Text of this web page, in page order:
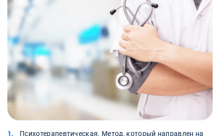
Психотерапевтическая. Метод, который направлен на